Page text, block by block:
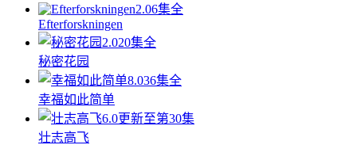
2.06集全
Efterforskningen
2.020集全
秘密花园
8.036集全
幸福如此简单
6.0更新至第30集
壮志高飞